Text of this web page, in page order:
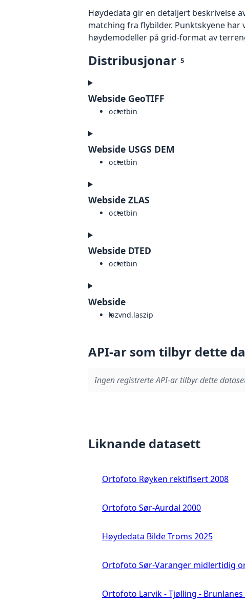
Høydedata gir en detaljert beskrivelse
matching fra flybilder. Punktskyene
høydemodeller på grid-format av
Distribusjonar 5
Webside GeoTIFF
octetbin
Webside USGS DEM
octetbin
Webside ZLAS
octetbin
Webside DTED
octetbin
Webside
lazvnd.laszip
API-ar som tilbyr dette
Ingen registrerte API-ar tilbyr dette
Liknande datasett
Ortofoto Røyken rektifisert 2008
Ortofoto Sør-Aurdal 2000
Høydedata Bilde Troms 2025
Ortofoto Sør-Varanger midlertidig
Ortofoto Larvik - Tjølling - Brunlanes